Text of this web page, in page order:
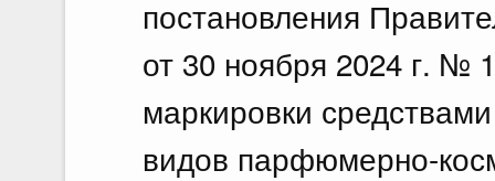
постановления
от 30 ноября 2024 г. №
маркировки
видов парфюмерно-